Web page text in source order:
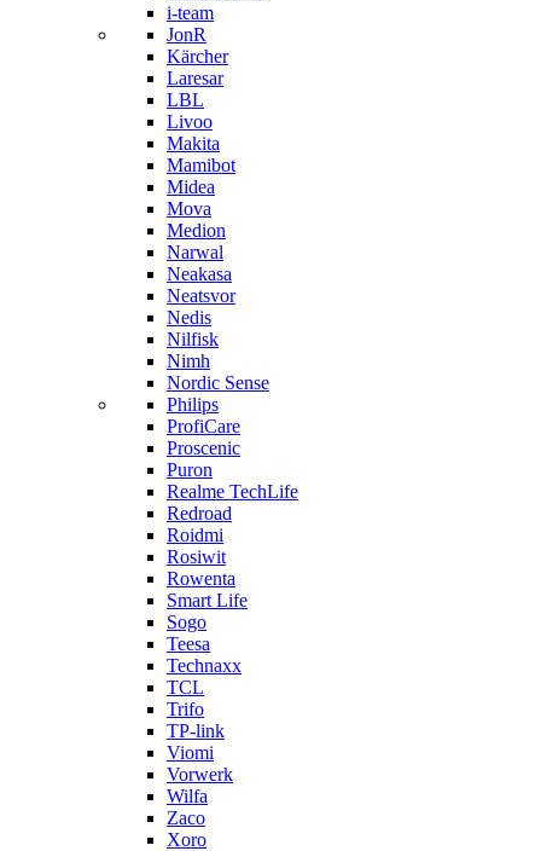
i-team
JonR
Kärcher
Laresar
LBL
Livoo
Makita
Mamibot
Midea
Mova
Medion
Narwal
Neakasa
Neatsvor
Nedis
Nilfisk
Nimh
Nordic Sense
Philips
ProfiCare
Proscenic
Puron
Realme TechLife
Redroad
Roidmi
Rosiwit
Rowenta
Smart Life
Sogo
Teesa
Technaxx
TCL
Trifo
TP-link
Viomi
Vorwerk
Wilfa
Zaco
Xoro